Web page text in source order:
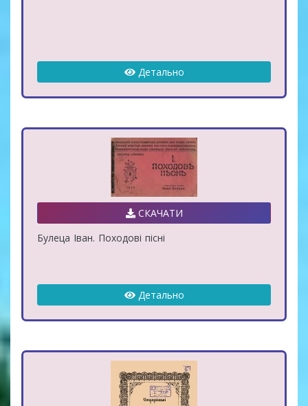
Детально
СКАЧАТИ
Булеца Іван. Походові пісні
Детально